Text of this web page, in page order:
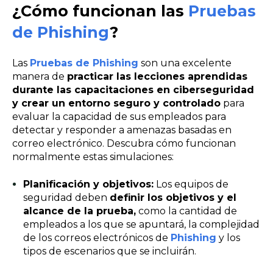
¿Cómo funcionan las Pruebas
de Phishing?
Las Pruebas de Phishing son una excelente
manera de practicar las lecciones aprendidas
durante las capacitaciones en ciberseguridad
y crear un entorno seguro y controlado para
evaluar la capacidad de sus empleados para
detectar y responder a amenazas basadas en
correo electrónico. Descubra cómo funcionan
normalmente estas simulaciones:
Planificación y objetivos:Los equipos de
seguridad deben definir los objetivos y el
alcance de la prueba,como la cantidad de
empleados a los que se apuntará, la complejidad
de los correos electrónicos de Phishing y los
tipos de escenarios que se incluirán.